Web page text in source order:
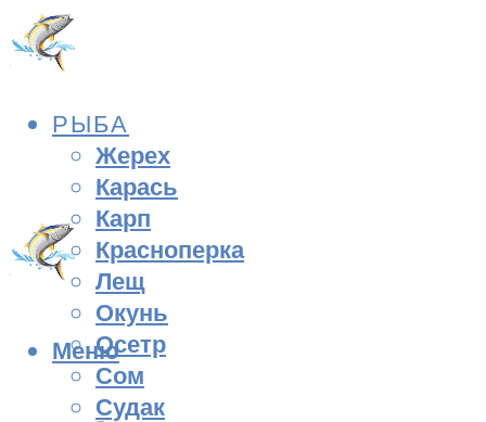
РЫБА
Жерех
Карась
Карп
Красноперка
Лещ
Окунь
Осетр
Сом
Судак
Меню